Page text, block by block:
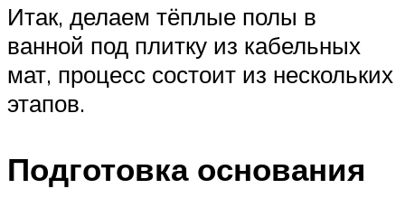
Итак, делаем тёплые полы в
ванной под плитку из кабельных
мат, процесс состоит из нескольких
этапов.
Подготовка основания